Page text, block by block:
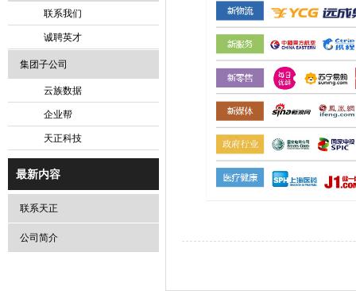
联系我们
诚聘英才
集团子公司
云族数据
企业帮
天正科技
最新内容
联系天正
公司简介